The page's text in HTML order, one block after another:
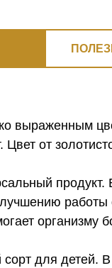
выраженным
Цвет от
продукт.
для детей.